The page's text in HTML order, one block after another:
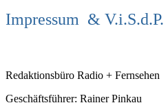
Impressum & V.i.S.d.P.
Redaktionsbüro Radio + Fernsehen
Geschäftsführer: Rainer Pinkau